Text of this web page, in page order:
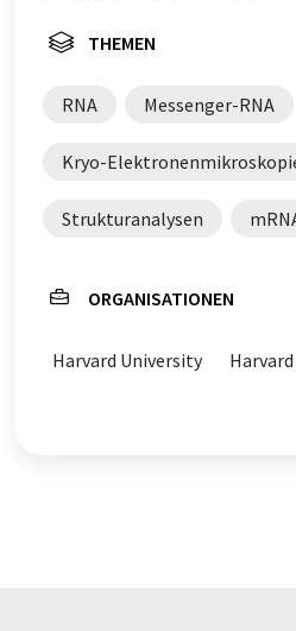
Englisch finden Sie
THEMEN
RNA Messenger-RNA
Kryo-
Strukturanalysen
ORGANISATIONEN
Harvard University